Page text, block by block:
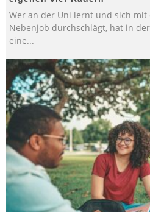
Wer an der Uni lernt und sich
Nebenjob durchschlägt, hat in
eine...